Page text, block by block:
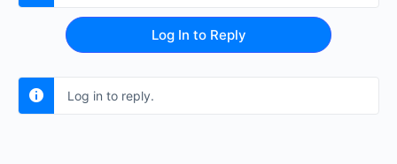
Log In to Reply
Log in to reply.